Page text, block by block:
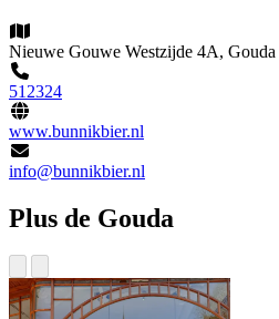
Nieuwe Gouwe Westzijde 4A, Gouda
512324
www.bunnikbier.nl
info@bunnikbier.nl
Plus de Gouda